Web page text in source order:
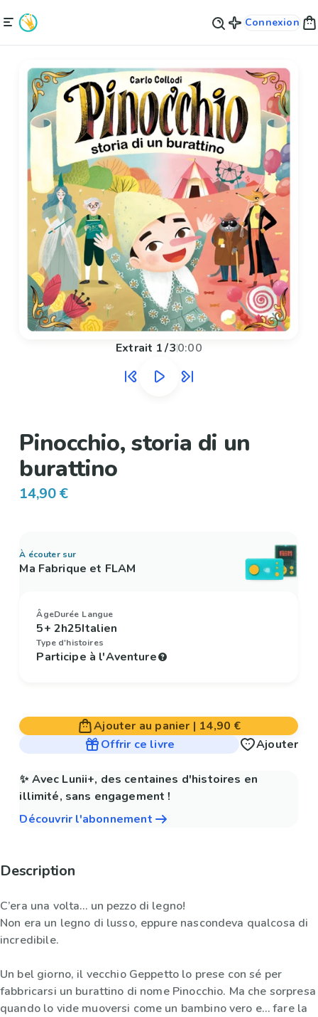
Connexion
Extrait 1/30:00
Pinocchio, storia di un
burattino
14,90 €
À écouter sur
Ma Fabrique et FLAM
Âge
5+
Durée
2h25
Langue
Italien
Type d'histoires
Participe à l'Aventure
Ajouter au panier | 14,90 €
Offrir ce livre
Ajouter
✨ Avec Lunii+, des centaines d'histoires en
illimité, sans engagement !
Découvrir l'abonnement
Description
C’era una volta… un pezzo di legno!
Non era un legno di lusso, eppure nascondeva qualcosa di
incredibile.
Un bel giorno, il vecchio Geppetto lo prese con sé per
fabbricarsi un burattino di nome Pinocchio. Ma che sorpresa
quando lo vide muoversi come un bambino vero e… fare la